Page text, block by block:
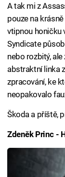
A tak mi z
pouze na
vtipnou honičku
Syndicate
nebo rozbitý,
abstraktní linka
zpracování, ke
neopakovalo
Škoda a příště,
Zdeněk Princ -